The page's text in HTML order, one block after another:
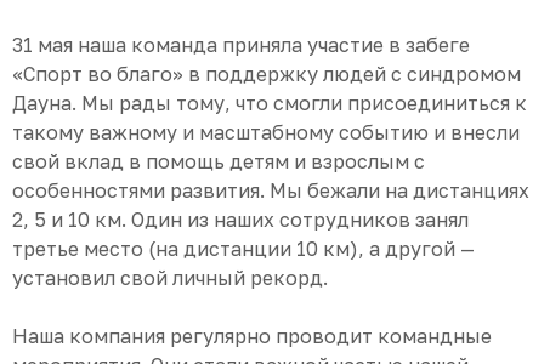
31 мая наша команда приняла участие в забеге
«Спорт во благо» в поддержку людей с синдромом
Дауна. Мы рады тому, что смогли присоединиться к
такому важному и масштабному событию и внесли
свой вклад в помощь детям и взрослым с
особенностями развития. Мы бежали на дистанциях
2, 5 и 10 км. Один из наших сотрудников занял
третье место (на дистанции 10 км), а другой —
установил свой личный рекорд.
Наша компания регулярно проводит командные